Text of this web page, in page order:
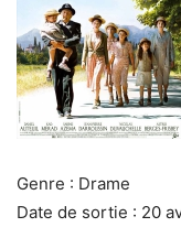
Genre : Drame
Date de sortie : 20